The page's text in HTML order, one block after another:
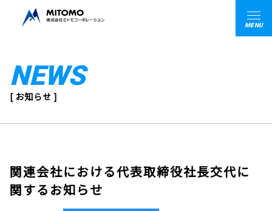
MENU
NEWS
[ お知らせ ]
関連会社における代表取締役社長交代に
関するお知らせ